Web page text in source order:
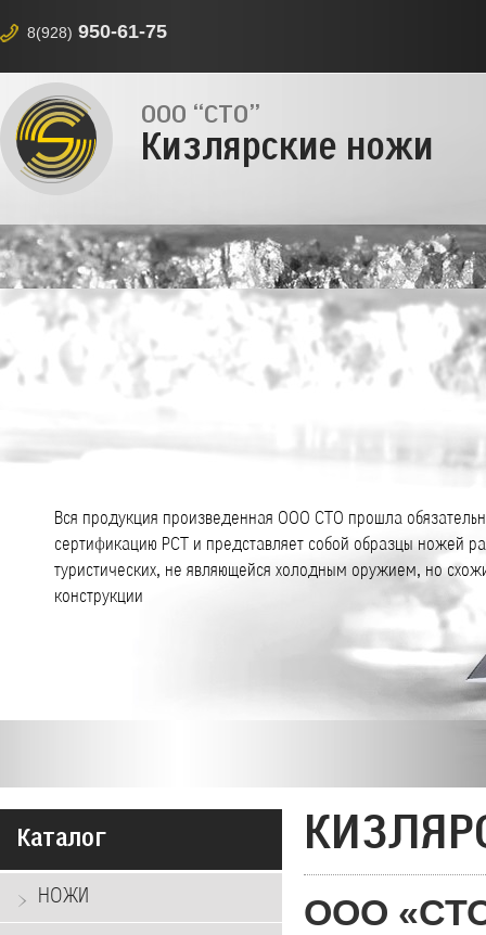
ООО “СТО”
Кизлярские ножи
8(928) 950-61-75
Вся продукция произведенная ООО СТО прошла
сертификацию РСТ и представляет собой образцы ножей
туристических, не являющейся холодным оружием, но
конструкции
Каталог
НОЖИ
ООО